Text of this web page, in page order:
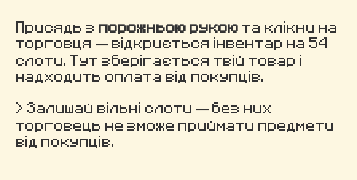
Присядь з порожньою рукою та клікни на
торговця — відкриється інвентар на 54
слоти. Тут зберігається твій товар і
надходить оплата від покупців.
> Залишай вільні слоти — без них
торговець не зможе приймати предмети
від покупців.